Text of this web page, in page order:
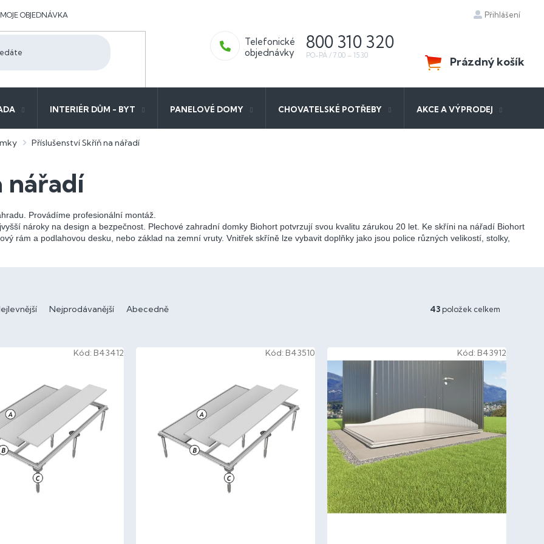
MOJE OBJEDNÁVKA Přihlášení
800 310 320
NÁKUPNÍ
KOŠÍK
Prázdný košík
INTERIÉR DŮM - BYT PANELOVÉ DOMY CHOVATELSKÉ POTŘEBY AKCE A VÝPRODEJ
Příslušenství Skříň na nářadí
nářadí
Provádíme profesionální montáž.
nároky na design a bezpečnost. Plechové zahradní domky Biohort potvrzují svou kvalitu zárukou 20 let. Ke skříni na nářadí Biohort
rám a podlahovou desku, nebo základ na zemní vruty. Vnitřek skříně lze vybavit doplňky jako jsou police různých velikostí, stolky,
Nejprodávanější Abecedně 43 položek celkem
Kód: B43412 Kód: B43510 Kód: B43912